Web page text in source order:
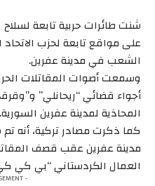
شنت طائرات حربية تابعة
على مواقع تابعة لحزب
الشعب في مدينة عفرين.
وسمعت أصوات المقاتلات
أجواء قضائي “ريحانلي”
المحاذية لمدينة عفرين السورية.
كما ذكرت مصادر تركية، أنه
مدينة عفرين عقب قصف
العمال الكردستاني “بي كي
- ADVERTISEMENT -